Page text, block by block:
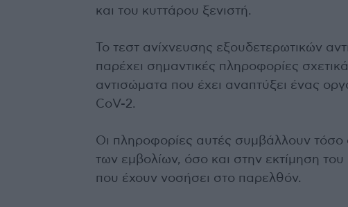
και του κυττάρου ξενιστή.
Το τεστ ανίχνευσης εξουδετερωτικών
παρέχει σημαντικές πληροφορίες
αντισώματα που έχει αναπτύξει ένας
CoV-2.
Οι πληροφορίες αυτές συμβάλλουν τόσο
των εμβολίων, όσο και στην εκτίμηση
που έχουν νοσήσει στο παρελθόν.